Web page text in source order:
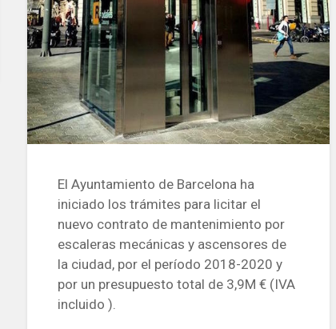
El Ayuntamiento de Barcelona ha
iniciado los trámites para licitar el
nuevo contrato de mantenimiento por
escaleras mecánicas y ascensores de
la ciudad, por el período 2018-2020 y
por un presupuesto total de 3,9M € (IVA
incluido ).